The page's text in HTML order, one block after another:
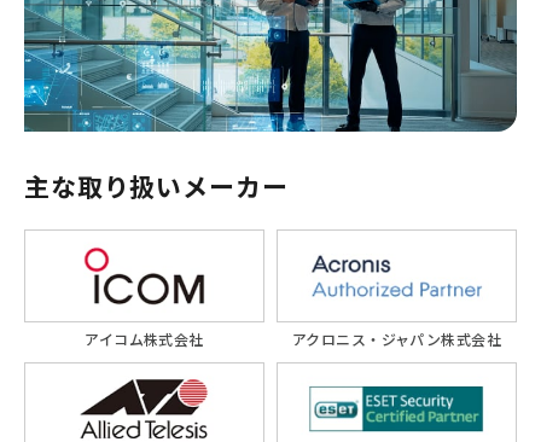
主な取り扱いメーカー
アイコム株式会社 アクロニス・ジャパン株式会社